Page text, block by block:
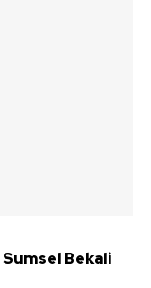
Bekali